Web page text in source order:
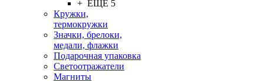
+ ЕЩЕ 5
Кружки,
термокружки
Значки, брелоки,
медали, флажки
Подарочная упаковка
Светоотражатели
Магниты